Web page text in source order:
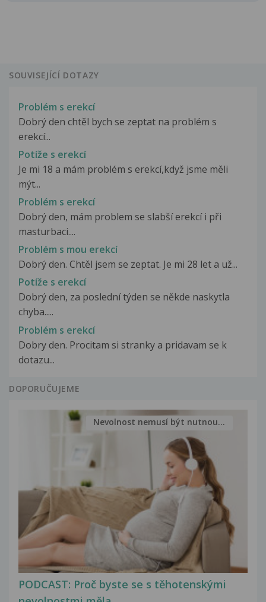
SOUVISEJÍCÍ DOTAZY
Problém s erekcí
Dobrý den chtěl bych se zeptat na problém s
erekcí...
Potíže s erekcí
Je mi 18 a mám problém s erekcí,když jsme měli
mýt...
Problém s erekcí
Dobrý den, mám problem se slabší erekcí i při
masturbaci....
Problém s mou erekcí
Dobrý den. Chtěl jsem se zeptat. Je mi 28 let a už...
Potíže s erekcí
Dobrý den, za poslední týden se někde naskytla
chyba.....
Problém s erekcí
Dobry den. Procitam si stranky a pridavam se k
dotazu...
DOPORUČUJEME
PODCAST: Proč byste se s těhotenskými
Nevolnost nemusí být nutnou...